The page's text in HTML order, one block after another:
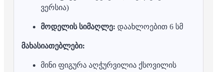
ვერსია)
მოდელის სიმაღლე: დაახლოებით 6 სმ
მახასიათებლები:
მინი ფიგურა აღჭურვილია ქსოვილის